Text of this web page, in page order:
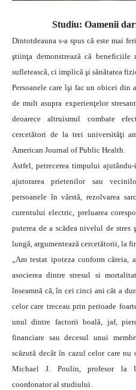
Studiu: Oamenii
Dintotdeauna s-a spus că este mai
ştiinţa demonstrează că
sufletească, ci implică şi sănătatea
Persoanele care îşi fac un obicei din
de mult asupra experienţelor
deoarece altruismul combate
cercetători de la trei universităţi
American Journal of Public Health.
Astfel, petrecerea timpului
ajutorarea prietenilor sau
persoanele în vârstă, rezolvarea
curentului electric, preluarea
puterea de a scădea nivelul de
lungă, argumentează cercetătorii, la
„Am testat ipoteza conform
asocierea dintre stresul si
înseamnă că, în cei cinci ani cât a
celor care treceau prin perioade
unul dintre factorii boală, jaf,
financiare sau decesul unui
scăzută decât în cazul celor care nu
Michael J. Poulin, profesor la
coordonator al studiului.